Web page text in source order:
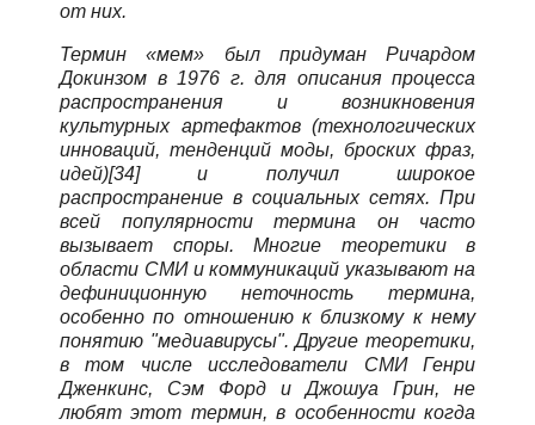
от них.
Термин «мем» был придуман Ричардом
Докинзом в 1976 г. для описания процесса
распространения и возникновения
культурных артефактов (технологических
инноваций, тенденций моды, броских фраз,
идей)[34] и получил широкое
распространение в социальных сетях. При
всей популярности термина он часто
вызывает споры. Многие теоретики в
области СМИ и коммуникаций указывают на
дефиниционную неточность термина,
особенно по отношению к близкому к нему
понятию "медиавирусы". Другие теоретики,
в том числе исследователи СМИ Генри
Дженкинс, Сэм Форд и Джошуа Грин, не
любят этот термин, в особенности когда